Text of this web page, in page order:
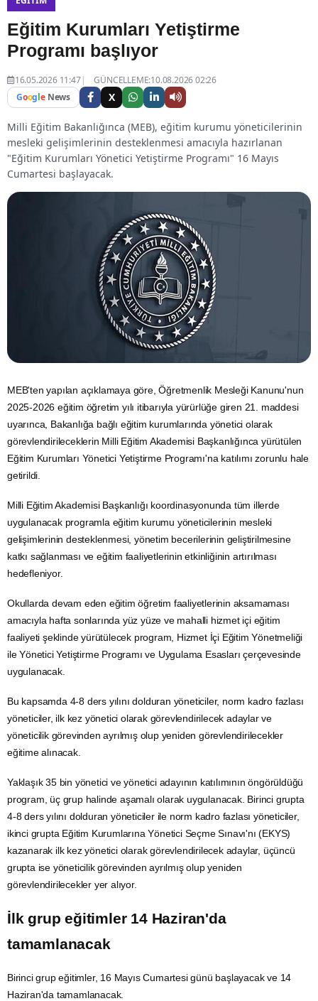
Eğitim Kurumları Yetiştirme
Programı başlıyor
16.05.2026 11:47
GÜNCELLEME:10.08.2026 02:26
Google News X
Milli Eğitim Bakanlığınca (MEB), eğitim kurumu yöneticilerinin
mesleki gelişimlerinin desteklenmesi amacıyla hazırlanan
"Eğitim Kurumları Yönetici Yetiştirme Programı" 16 Mayıs
Cumartesi başlayacak.
MEB'ten yapılan açıklamaya göre, Öğretmenlik Mesleği Kanunu'nun
2025-2026 eğitim öğretim yılı itibarıyla yürürlüğe giren 21. maddesi
uyarınca, Bakanlığa bağlı eğitim kurumlarında yönetici olarak
görevlendirileceklerin Milli Eğitim Akademisi Başkanlığınca yürütülen
Eğitim Kurumları Yönetici Yetiştirme Programı'na katılımı zorunlu hale
getirildi.
Milli Eğitim Akademisi Başkanlığı koordinasyonunda tüm illerde
uygulanacak programla eğitim kurumu yöneticilerinin mesleki
gelişimlerinin desteklenmesi, yönetim becerilerinin geliştirilmesine
katkı sağlanması ve eğitim faaliyetlerinin etkinliğinin artırılması
hedefleniyor.
Okullarda devam eden eğitim öğretim faaliyetlerinin aksamaması
amacıyla hafta sonlarında yüz yüze ve mahalli hizmet içi eğitim
faaliyeti şeklinde yürütülecek program, Hizmet İçi Eğitim Yönetmeliği
ile Yönetici Yetiştirme Programı ve Uygulama Esasları çerçevesinde
uygulanacak.
Bu kapsamda 4-8 ders yılını dolduran yöneticiler, norm kadro fazlası
yöneticiler, ilk kez yönetici olarak görevlendirilecek adaylar ve
yöneticilik görevinden ayrılmış olup yeniden görevlendirilecekler
eğitime alınacak.
Yaklaşık 35 bin yönetici ve yönetici adayının katılımının öngörüldüğü
program, üç grup halinde aşamalı olarak uygulanacak. Birinci grupta
4-8 ders yılını dolduran yöneticiler ile norm kadro fazlası yöneticiler,
ikinci grupta Eğitim Kurumlarına Yönetici Seçme Sınavı'nı (EKYS)
kazanarak ilk kez yönetici olarak görevlendirilecek adaylar, üçüncü
grupta ise yöneticilik görevinden ayrılmış olup yeniden
görevlendirilecekler yer alıyor.
İlk grup eğitimler 14 Haziran'da
tamamlanacak
Birinci grup eğitimler, 16 Mayıs Cumartesi günü başlayacak ve 14
Haziran'da tamamlanacak.